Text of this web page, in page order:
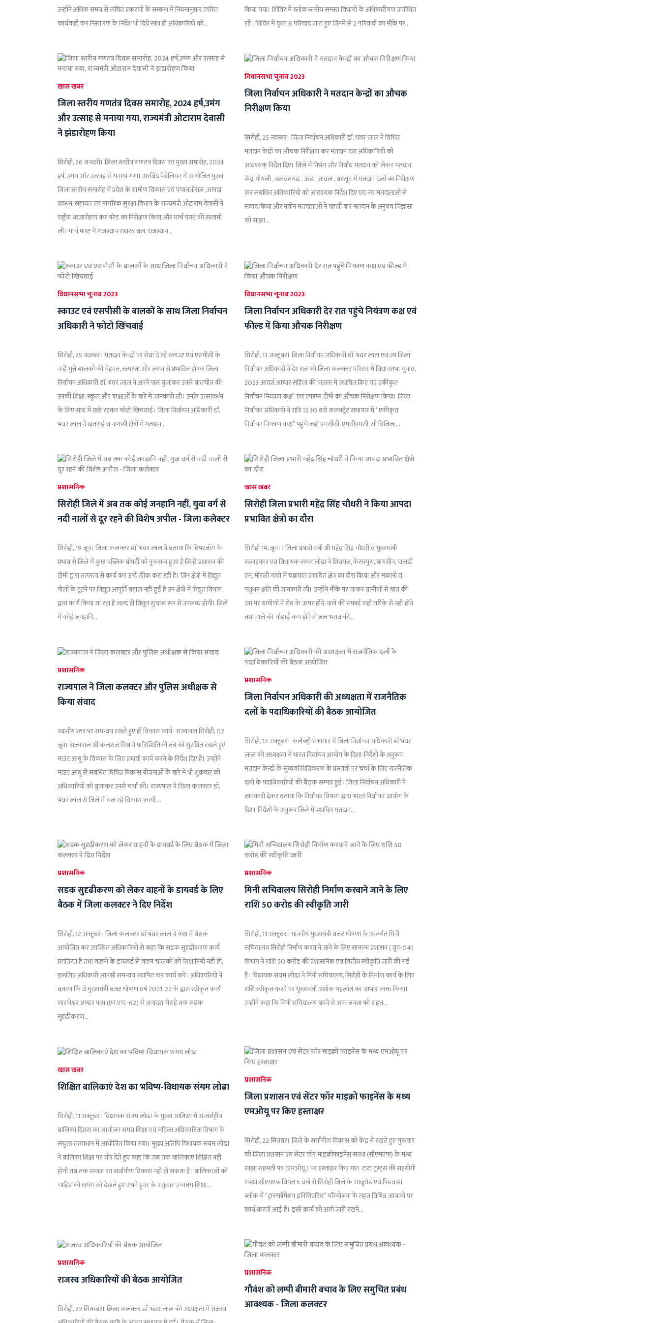
उन्होंने अधिक समय से लंबित प्रकरणों के सम्बन्ध में नियमानुसार त्वरित
कार्यवाही कर निस्तारण के निर्देश भी दिये साथ ही अधिकारियों को...
किया गया। शिविर में ब्लॉक स्तरीय समस्त विभागों के अधिकारीगण उपस्थित
रहे। शिविर में कुल 8 परिवाद प्राप्त हुए जिनमें से 2 परिवादों का मौके पर...
खास खबर
जिला स्तरीय गणतंत्र दिवस समारोह, 2024 हर्ष,उमंग
और उत्साह से मनाया गया, राज्यमंत्री ओटाराम देवासी
ने झंडारोहण किया
सिरोही, 26 जनवरी। जिला स्तरीय गणतंत्र दिवस का मुख्य समारोह, 2024
हर्ष, उमंग और उत्साह से मनाया गया। अरविंद पेवेलियन में आयोजित मुख्य
जिला स्तरीय समारोह में प्रदेश के ग्रामीण विकास एवं पंचायतीराज ,आपदा
प्रबंधन, सहायत एवं नागरिक सुरक्षा विभाग के राज्यमंत्री ओटाराम देवासी ने
राष्ट्रीय ध्वजारोहण कर परेड का निरीक्षण किया और मार्च पास्ट की सलामी
ली। मार्च पास्ट में राजस्थान सशस्त्र बल, राजस्थान...
विधानसभा चुनाव 2023
जिला निर्वाचन अधिकारी ने मतदान केन्द्रों का औचक
निरीक्षण किया
सिरोही, 25 नवम्बर। जिला निर्वाचन अधिकारी डाॅ. भंवर लाल ने विभिन्न
मतदान केद्रों का औचक निरीक्षण कर मतदान दल अधिकारियों को
आवश्यक निर्देश दिए। जिले में निर्भय और निर्बाध मतदान को लेकर मतदान
केंद्र गोयली , बलवंतगढ , ऊड , जावल , बरलूट में मतदान दलों का निरीक्षण
कर सबंधित अधिकारियों को आवश्यक निर्देश दिए एवं नव मतदाताओं से
संवाद किया और नवीन मतदाताओं ने पहली बार मतदान के अनुभव जिज्ञासा
को साझा...
विधानसभा चुनाव 2023
स्काउट एवं एसपीसी के बालकों के साथ जिला निर्वाचन
अधिकारी ने फोटो खिंचवाई
सिरोही, 25 नवम्बर। मतदान केन्द्रों पर सेवा दे रहें स्काउट एवं एसपीसी के
नन्हें मुन्ने बालकों की मेहनत, तत्परता और लगन से प्रभावित होकर जिला
निर्वाचन अधिकारी डाॅ. भंवर लाल ने अपने पास बुलाकर उनसे बातचीत की ,
उनकी शिक्षा, स्कूल और कक्षाओं के बारें में जानकारी ली। उनके उत्सावर्धन
के लिए साथ में खडे रहकर फोटो खिंचवाई। जिला निर्वाचन अधिकारी डाॅ.
भंवर लाल ने दांतराई व नागागी क्षेेत्रों में मतदान...
विधानसभा चुनाव 2023
जिला निर्वाचन अधिकारी देर रात पहुंचे नियंत्रण कक्ष एवं
फील्ड में किया औचक निरीक्षण
सिरोही, 13 अक्टूबर। जिला निर्वाचन अधिकारी डाॅ. भंवर लाल एवं उप जिला
निर्वाचन अधिकारी ने देर रात को जिला कलक्टर परिसर में विधानसभा चुनाव,
2023 आदर्श आचार संहिता की पालना में स्थापित किए गए एकीकृत
निर्वाचन नियंत्रण कक्ष’’ एवं एफएस टीमों का औचक निरीक्षण किया। जिला
निर्वाचन अधिकारी ने रात्रि 12.30 बजे कलक्ट्रेट सभागार में‘‘ एकीकृत
निर्वाचन नियंत्रण कक्ष’’ पहुंचे जहां एमसीसी, एमसीएमसी, सी विजिल,...
प्रशासनिक
सिरोही जिले में अब तक कोई जनहानि नहीं, युवा वर्ग से
नदी नालों से दूर रहने की विशेष अपील - जिला कलेक्टर
सिरोही, 19 जून। जिला कलक्टर डाॅ. भंवर लाल ने बताया कि बिपरजॉय के
प्रभाव से जिले में कुछ पब्लिक प्रॉपर्टी को नुकसान हुआ है जिन्हें प्रशासन की
टीमों द्वारा तत्परता से कार्य कर उन्हें ठीक करा रही है। जिन क्षेत्रों में विद्युत
पोलों के टूटने पर विद्युत आपूर्ति बहाल नहीं हुई है उन क्षेत्रों में विद्युत विभाग
द्वारा कार्य किया जा रहा है जल्द ही विद्युत सुचारू रूप से उपलब्ध होगी। जिले
में कोई जनहानि...
खास खबर
सिरोही जिला प्रभारी महेंद्र सिंह चौधरी ने किया आपदा
प्रभावित क्षेत्रो का दौरा
सिरोही 19, जून। l जिला प्रभारी मंत्री श्री महेंद्र सिंह चौधरी व मुख्यमंत्री
सलाहकार एवं विधायक संयम लोढ़ा ने शिवगंज, केसरपुरा, बागसीन, पालड़ी
एम, मोरली गांवों में चक्रवात प्रभावित क्षेत्र का दौरा किया और मकानों व
पशुधन क्षति की जानकारी ली। उन्होंने मौके पर जाकर ग्रामीणों से बात की
उस पर ग्रामीणों ने रोड के ऊपर होने, नाले की सफाई सही तरीके से नहीं होने
तथा नाले की चौड़ाई कम होने से जल भराव की...
प्रशासनिक
राज्यपाल ने जिला कलक्टर और पुलिस अधीक्षक से
किया संवाद
स्थानीय स्तर पर समन्वय रखते हुए हों विकास कार्य- राज्यपाल सिरोही, 02
जून। राज्यपाल श्री कलराज मिश्र ने पारिस्थितिकी तंत्र को सुरक्षित रखते हुए
माउंट आबू के विकास के लिए प्रभावी कार्य करने के निर्देश दिए हैं। उन्होंने
माउंट आबू से संबंधित विभिन्न विकास योजनाओं के बारे में भी शुक्रवार को
अधिकारियों को बुलाकर उनसे चर्चा की। राज्यपाल ने जिला कलक्टर डॉ.
भंवर लाल से जिले में चल रहे विकास कार्यों,...
प्रशासनिक
जिला निर्वाचन अधिकारी की अध्यक्षता में राजनैतिक
दलों के पदाधिकारियों की बैठक आयोजित
सिरोही, 12 अक्टूबर। कलैक्ट्री सभागार में जिला निर्वाचन अधिकारी डाॅ भंवर
लाल की अध्यक्षता में भारत निर्वाचन आयोग के दिशा-निर्देशों के अनुरूप
मतदान केन्द्रों के सुव्यवस्थितिकरण के प्रस्तावों पर चर्चा के लिए राजनैतिक
दलों के पदाधिकारियों की बैठक सम्पन्न हुई। जिला निर्वाचन अधिकारी ने
जानकारी देकर बताया कि निर्वाचन विभाग द्धारा भारत निर्वाचन आयोग के
दिशा-निर्देशों के अनुरूप जिले में स्थापित मतदान...
प्रशासनिक
सडक सुदृढीकरण को लेकर वाहनों के डायवर्ड के लिए
बैठक में जिला कलक्टर ने दिए निर्देश
सिरोही, 12 अक्टूबर। जिला कलक्टर डाॅ भंवर लाल ने कक्ष में बैठक
आयोजित कर उपस्थित अधिकारियों से कहा कि सडक सुदृढीकरण कार्य
प्रगतिरत है तथा वाहनों के डायवर्ड से वाहन चालकों को पेरशानियों नहीं हों,
इसलिए अधिकारी आपसी समन्वय स्थापित कर कार्य करें। अधिकारियो ने
बताया कि वे मुख्यमंत्री बजट घोषणा वर्ष 2021-22 के द्वारा स्वीकृत कार्य
सारणेश्वर अण्डर पास (एन.एच.-62) से अनादरा चैराहे तक सडक
सुदृढीकरण...
प्रशासनिक
मिनी सचिवालय सिरोही निर्माण करवाने जाने के लिए
राशि 50 करोड की स्वीकृति जारी
सिरोही, 11 अक्टूबर। माननीय मुख्यमंत्री बजट घोषणा के अन्तर्गत मिनी
सचिवालय सिरोही निर्माण करवाने जाने के लिए सामान्य प्रशासन ( ग्रुप-04)
विभाग ने राशि 50 करोड की प्रशासनिक एवं वित्तीय स्वीकृति जारी की गई
है। विधायक संयम लोढा ने मिनी सचिवालय, सिरोही के निर्माण कार्य के लिए
राशि स्वीकृत करने पर मुख्यमंत्री अशोक गहलोत का आभार व्यक्त किया।
उन्होंने कहा कि मिनी सचिवालय बनने से आम जनता को राहत...
खास खबर
शिक्षित बालिकाएं देश का भविष्य-विधायक संयम लोढा
सिरोही, 11 अक्टूबर। विधायक संयम लोढा के मुख्य आतिथ्य में अन्तर्राष्ट्रीय
बालिका दिवस का आयोजन समग्र शिक्षा एवं महिला अधिकारिता विभाग के
संयुक्त तत्वाधान में आयोजित किया गया। मुख्य अतिथि विधायक संयम लोढा
ने बालिका शिक्षा पर जोर देते हुए कहा कि जब तक बालिकाएं शिक्षित नही
होगी तब तक समाज का सर्वांगीण विकास नही हो सकता है। बालिकाओं को
चाहिए की समय को देखते हुए अपने हुनर के अनुसार उच्चतम शिक्षा...
प्रशासनिक
जिला प्रशासन एवं सेंटर फॉर माइक्रो फाइनेंस के मध्य
एमओयू पर किए हस्ताक्षर
सिरोही, 22 सितंबर। जिले के सर्वांगीण विकास को केंद्र में रखते हुए गुरुवार
को जिला प्रशासन एवं सेंटर फॉर माइक्रोफाइनेंस संस्था (सीएमएफ) के मध्य
साझा सहमती पत्र (एमओयू.) पर हस्ताक्षर किए गए। टाटा ट्रस्ट्स की सहयोगी
संस्था सीएमएफ विगत 5 वर्षों से सिरोही जिले के आबूरोड़ एवं पिंडवाड़ा
ब्लॉक में “ट्रांसफॉर्मेशन इनिशिएटिव” परियोजना के तहत विभिन्न आयामों पर
कार्य करती आई है। इसी कार्य को आगे जारी रखने...
प्रशासनिक
राजस्व अधिकारियों की बैठक आयोजित
सिरोही, 22 सितम्बर। जिला कलक्टर डाॅ. भंवर लाल की अध्यक्षता में राजस्व
प्रशासनिक
गौवंश को लम्पी बीमारी बचाव के लिए समुचित प्रबंध
आवश्यक - जिला कलक्टर